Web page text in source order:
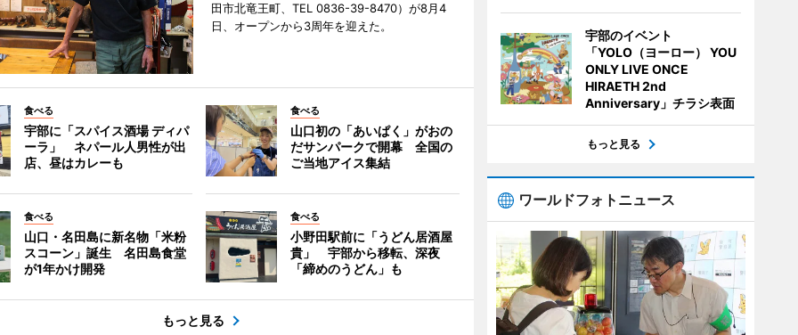
田市北竜王町、TEL 0836-39-8470）が8月4
日、オープンから3周年を迎えた。
食べる
宇部に「スパイス酒場 ディパ
ーラ」 ネパール人男性が出
店、昼はカレーも
食べる
山口初の「あいぱく」がおの
だサンパークで開幕 全国の
ご当地アイス集結
食べる
山口・名田島に新名物「米粉
スコーン」誕生 名田島食堂
が1年かけ開発
食べる
小野田駅前に「うどん居酒屋
貴」 宇部から移転、深夜
「締めのうどん」も
もっと見る
宇部のイベント
「YOLO（ヨーロー） YOU
ONLY LIVE ONCE
HIRAETH 2nd
Anniversary」チラシ表面
もっと見る
ワールドフォトニュース